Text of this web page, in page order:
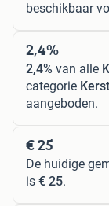
beschikbaar
2,4%
2,4% van alle
categorie Kerst
aangeboden.
€ 25
De huidige
is € 25.